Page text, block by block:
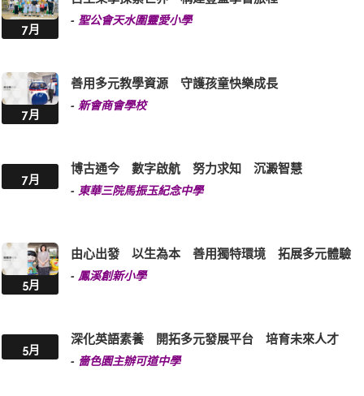
7月
- 聖公會天水圍靈愛小學
7月
善用多元教學資源 守護孩童快樂成長
- 新會商會學校
7月
博古通今 數字啟航 努力求知 沉澱智慧
- 東華三院馬振玉紀念中學
5月
由心出發 以生為本 善用獨特環境 拓展多元體驗
- 鳳溪創新小學
5月
深化英語素養 開拓多元發展平台 培育未來人才
- 嗇色園主辦可道中學